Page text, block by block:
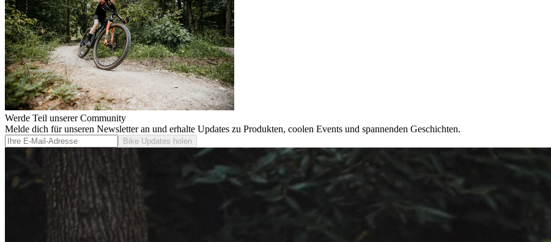
Werde Teil unserer Community
Melde dich für unseren Newsletter an und erhalte Updates zu Produkten, coolen Events und spannenden Geschichten.
Bike Updates holen